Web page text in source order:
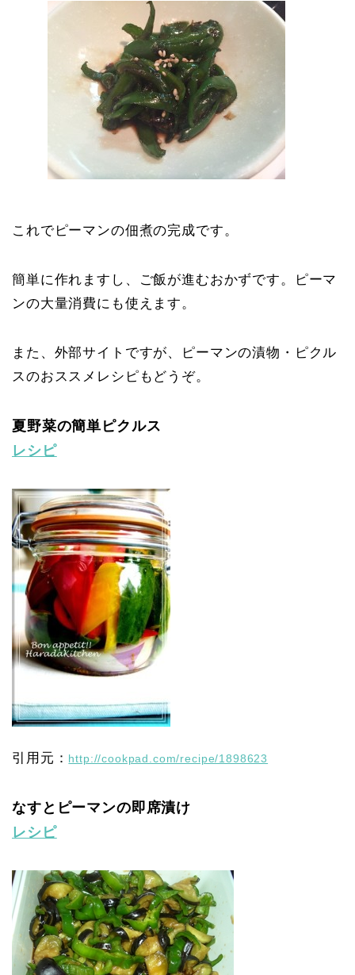
これでピーマンの佃煮の完成です。
簡単に作れますし、ご飯が進むおかずです。ピーマ
ンの大量消費にも使えます。
また、外部サイトですが、ピーマンの漬物・ピクル
スのおススメレシピもどうぞ。
夏野菜の簡単ピクルス
レシピ
引用元： http://cookpad.com/recipe/1898623
なすとピーマンの即席漬け
レシピ